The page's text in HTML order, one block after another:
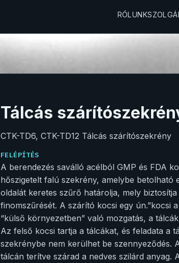
RÓLUNK
Tálcás
CTK-TD6, CTK-TD12 Tálcás szárítószekrény
FELÉPÍTÉS
A berendezés saválló acélból GMP és FDA
hőszigetelt falú szekrény, amelybe
oldalát keretes szűrő határolja, mely
finomszűrését. A szárító kocsi egy ún.”kocsi
“külső környezetben” való mozgatás, a
Az felső kocsi tartja a tálcákat, és feladata a
szekrénybe nem kerülhet be szennyeződés.
tálcán terítve szárad a nedves szilárd